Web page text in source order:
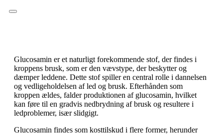
Hamburger Toggle Menu
Glucosamin er et naturligt forekommende stof, der findes i
kroppens brusk, som er den vævstype, der beskytter og
dæmper leddene. Dette stof spiller en central rolle i dannelsen
og vedligeholdelsen af led og brusk. Efterhånden som
kroppen ældes, falder produktionen af glucosamin, hvilket
kan føre til en gradvis nedbrydning af brusk og resultere i
ledproblemer, især slidgigt.
Glucosamin findes som kosttilskud i flere former, herunder